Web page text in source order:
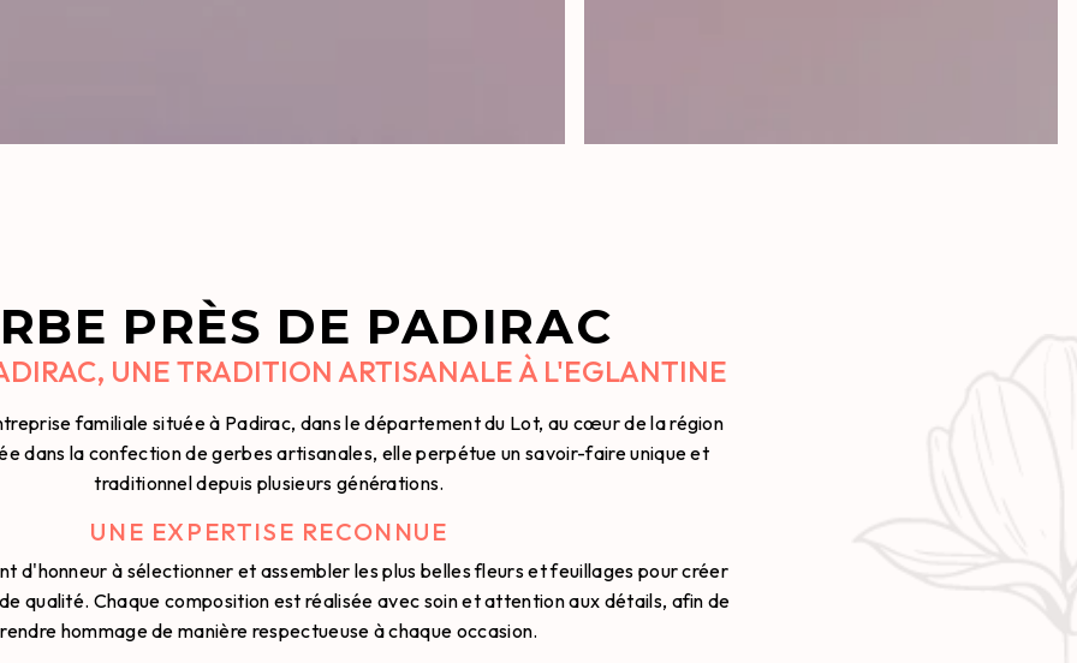
PRÈS DE PADIRAC
UNE TRADITION ARTISANALE À L'EGLANTINE
familiale située à Padirac, dans le département du Lot, au cœur de la région
dans la confection de gerbes artisanales, elle perpétue un savoir-faire unique et
traditionnel depuis plusieurs générations.
UNE EXPERTISE RECONNUE
d'honneur à sélectionner et assembler les plus belles fleurs et feuillages pour créer
qualité. Chaque composition est réalisée avec soin et attention aux détails, afin de
rendre hommage de manière respectueuse à chaque occasion.